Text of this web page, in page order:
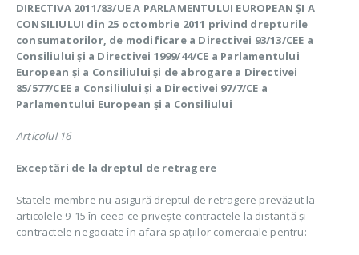
DIRECTIVA 2011/83/UE A PARLAMENTULUI EUROPEAN ȘI A
CONSILIULUI din 25 octombrie 2011 privind drepturile
consumatorilor, de modificare a Directivei 93/13/CEE a
Consiliului și a Directivei 1999/44/CE a Parlamentului
European și a Consiliului și de abrogare a Directivei
85/577/CEE a Consiliului și a Directivei 97/7/CE a
Parlamentului European și a Consiliului
Articolul 16
Exceptări de la dreptul de retragere
Statele membre nu asigură dreptul de retragere prevăzut la
articolele 9-15 în ceea ce privește contractele la distanță și
contractele negociate în afara spațiilor comerciale pentru: